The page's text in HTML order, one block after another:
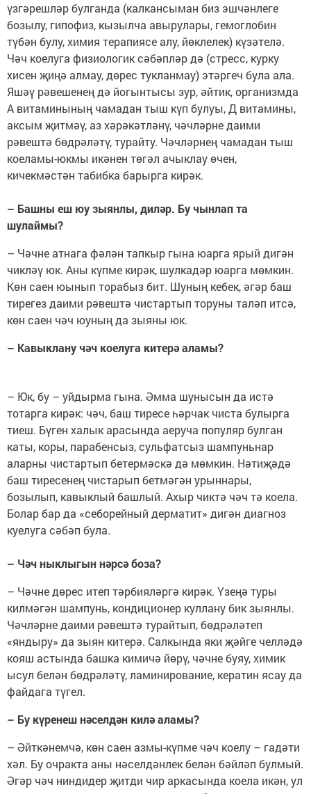
үзгәрешләр булганда (калкансыман биз эшчәнлеге
бозылу, гипофиз, кызылча авырулары, гемоглобин
түбән булу, химия терапиясе алу, йөклелек) күзәтелә.
Чәч коелуга физиологик сәбәпләр дә (стресс, курку
хисен җиңә алмау, дөрес тукланмау) этәргеч була ала.
Яшәү рәвешенең дә йогынтысы зур, әйтик, организмда
А витаминының чамадан тыш күп булуы, Д витамины,
аксым җитмәү, аз хәрәкәтләнү, чәчләрне даими
рәвештә бөдрәләтү, турайту. Чәчләрнең чамадан тыш
коеламы-юкмы икәнен төгәл ачыклау өчен,
кичекмәстән табибка барырга кирәк.
– Башны еш юу зыянлы, диләр. Бу чынлап та
шулаймы?
– Чәчне атнага фәлән тапкыр гына юарга ярый дигән
чикләү юк. Аны күпме кирәк, шулкадәр юарга мөмкин.
Көн саен юынып торабыз бит. Шуның кебек, әгәр баш
тирегез даими рәвештә чистартып торуны таләп итсә,
көн саен чәч юуның да зыяны юк.
– Кавыклану чәч коелуга китерә аламы?
– Юк, бу – уйдырма гына. Әмма шунысын да истә
тотарга кирәк: чәч, баш тиресе һәрчак чиста булырга
тиеш. Бүген халык арасында аеруча популяр булган
каты, коры, парабенсыз, сульфатсыз шампуньнар
аларны чистартып бетермәскә дә мөмкин. Нәтиҗәдә
баш тиресенең чистарып бетмәгән урыннары,
бозылып, кавыклый башлый. Ахыр чиктә чәч тә коела.
Болар бар да «себорейный дерматит» дигән диагноз
куелуга сәбәп була.
– Чәч ныклыгын нәрсә боза?
– Чәчне дөрес итеп тәрбияләргә кирәк. Үзеңә туры
килмәгән шампунь, кондиционер куллану бик зыянлы.
Чәчләрне даими рәвештә турайтып, бөдрәләтеп
«яндыру» да зыян китерә. Салкында яки җәйге челләдә
кояш астында башка кимичә йөрү, чәчне буяу, химик
ысул белән бөдрәләтү, ламинирование, кератин ясау да
файдага түгел.
– Бу күренеш нәселдән килә аламы?
– Әйткәнемчә, көн саен азмы-күпме чәч коелу – гадәти
хәл. Бу очракта аны нәселдәнлек белән бәйләп булмый.
Әгәр чәч ниндидер җитди чир аркасында коела икән, ул